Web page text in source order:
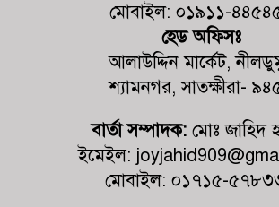
অভিযোগ
পাওয়া যায়।
জুলাই গণঅভ্যুত্থানের
উপলক্ষে শ্যামনগরে
ও বিক্ষোভ সমাবেশ
কালিগঞ্জের ভ্রাম্যমাণ
৫টি প্রতিষ্ঠানে জরিমানা
কালিগঞ্জে চেয়ারম্যান
আলমগীর হোসেনের
মোবাইল: ০১৯১১-
হেড অফিসঃ
আলাউদ্দিন মার্কেট,
শ্যামনগর, সাতক্ষীরা-
বার্তা সম্পাদক: মোঃ জাহিদ
ইমেইল:
মোবাইল: ০১৭১৫-